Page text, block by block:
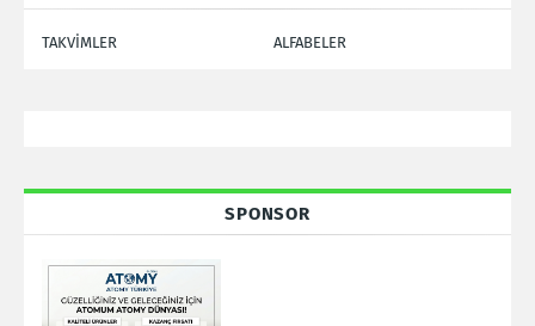
TAKVİMLER ALFABELER
SPONSOR